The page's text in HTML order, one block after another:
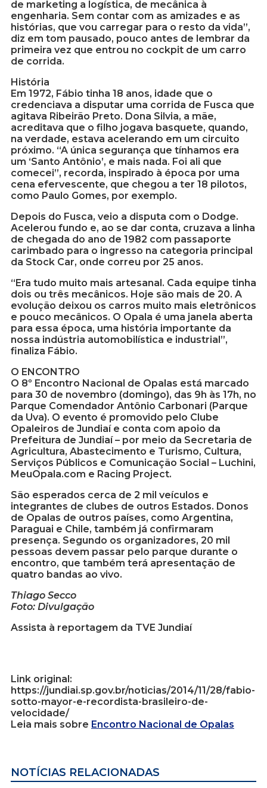
de marketing a logística, de mecânica à
engenharia. Sem contar com as amizades e as
histórias, que vou carregar para o resto da vida”,
diz em tom pausado, pouco antes de lembrar da
primeira vez que entrou no cockpit de um carro
de corrida.
História
Em 1972, Fábio tinha 18 anos, idade que o
credenciava a disputar uma corrida de Fusca que
agitava Ribeirão Preto. Dona Silvia, a mãe,
acreditava que o filho jogava basquete, quando,
na verdade, estava acelerando em um circuito
próximo. “A única segurança que tínhamos era
um ‘Santo Antônio’, e mais nada. Foi ali que
comecei”, recorda, inspirado à época por uma
cena efervescente, que chegou a ter 18 pilotos,
como Paulo Gomes, por exemplo.
Depois do Fusca, veio a disputa com o Dodge.
Acelerou fundo e, ao se dar conta, cruzava a linha
de chegada do ano de 1982 com passaporte
carimbado para o ingresso na categoria principal
da Stock Car, onde correu por 25 anos.
“Era tudo muito mais artesanal. Cada equipe tinha
dois ou três mecânicos. Hoje são mais de 20. A
evolução deixou os carros muito mais eletrônicos
e pouco mecânicos. O Opala é uma janela aberta
para essa época, uma história importante da
nossa indústria automobilística e industrial”,
finaliza Fábio.
O ENCONTRO
O 8º Encontro Nacional de Opalas está marcado
para 30 de novembro (domingo), das 9h às 17h, no
Parque Comendador Antônio Carbonari (Parque
da Uva). O evento é promovido pelo Clube
Opaleiros de Jundiaí e conta com apoio da
Prefeitura de Jundiaí – por meio da Secretaria de
Agricultura, Abastecimento e Turismo, Cultura,
Serviços Públicos e Comunicação Social – Luchini,
MeuOpala.com e Racing Project.
São esperados cerca de 2 mil veículos e
integrantes de clubes de outros Estados. Donos
de Opalas de outros países, como Argentina,
Paraguai e Chile, também já confirmaram
presença. Segundo os organizadores, 20 mil
pessoas devem passar pelo parque durante o
encontro, que também terá apresentação de
quatro bandas ao vivo.
Thiago Secco
Foto: Divulgação
Assista à reportagem da TVE Jundiaí
Link original:
https://jundiai.sp.gov.br/noticias/2014/11/28/fabio-
sotto-mayor-e-recordista-brasileiro-de-
velocidade/
Leia mais sobre Encontro Nacional de Opalas
NOTÍCIAS RELACIONADAS